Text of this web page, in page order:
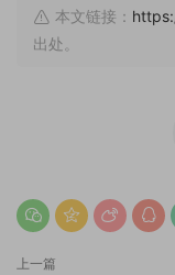
本文链接：
出处。
上一篇